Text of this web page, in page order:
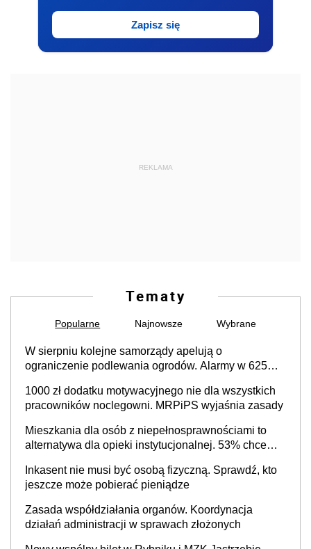
Zapisz się
REKLAMA
Tematy
Popularne Najnowsze Wybrane
W sierpniu kolejne samorządy apelują o
ograniczenie podlewania ogrodów. Alarmy w 625
cały kraj
1000 zł dodatku motywacyjnego nie dla wszystkich
pracowników noclegowni. MRPiPS wyjaśnia zasady
Mieszkania dla osób z niepełnosprawnościami to
alternatywa dla opieki instytucjonalnej. 53% chce
Inkasent nie musi być osobą fizyczną. Sprawdź, kto
jeszcze może pobierać pieniądze
Zasada współdziałania organów. Koordynacja
działań administracji w sprawach złożonych